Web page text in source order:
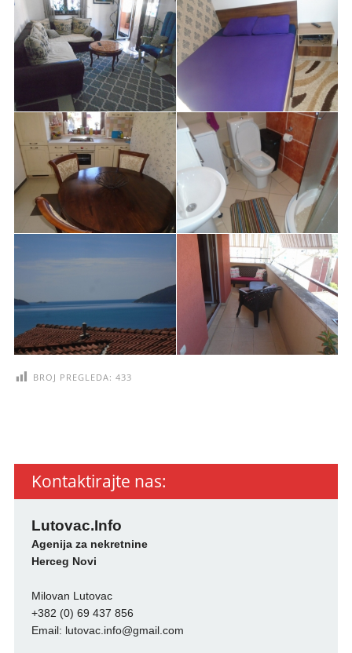
BROJ PREGLEDA: 433
Kontaktirajte nas:
Lutovac.Info
Agenija za nekretnine
Herceg Novi
Milovan Lutovac
+382 (0) 69 437 856
Email: lutovac.info@gmail.com